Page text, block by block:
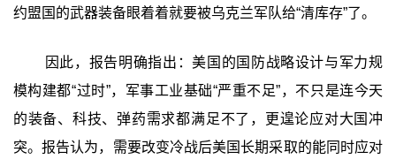
约盟国的武器装备眼着着就要被乌克兰军队给“清库存”了。
因此，报告明确指出：美国的国防战略设计与军力规
模构建都“过时”，军事工业基础“严重不足”，不只是连今天
的装备、科技、弹药需求都满足不了，更遑论应对大国冲
突。报告认为，需要改变冷战后美国长期采取的能同时应对